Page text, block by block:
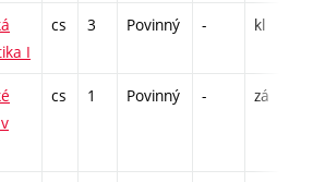
I
cs 3 Povinný - kl
cs 1 Povinný - zá